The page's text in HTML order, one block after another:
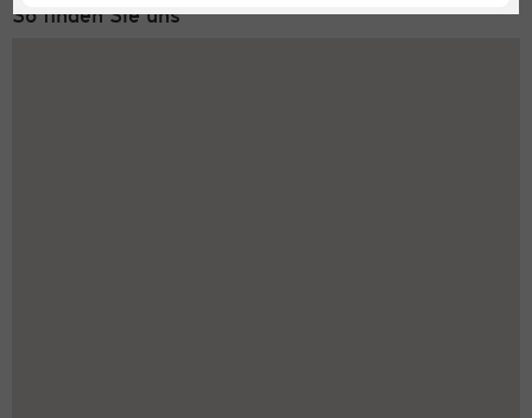
So finden Sie uns